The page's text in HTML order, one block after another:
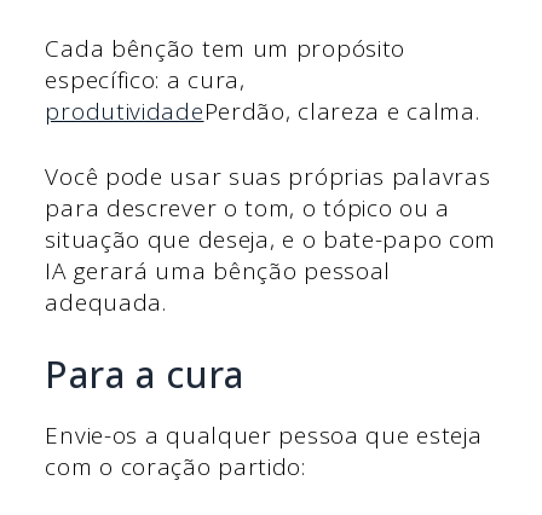
Cada bênção tem um propósito
específico: a cura,
produtividadePerdão, clareza e calma.
Você pode usar suas próprias palavras
para descrever o tom, o tópico ou a
situação que deseja, e o bate-papo com
IA gerará uma bênção pessoal
adequada.
Para a cura
Envie-os a qualquer pessoa que esteja
com o coração partido: